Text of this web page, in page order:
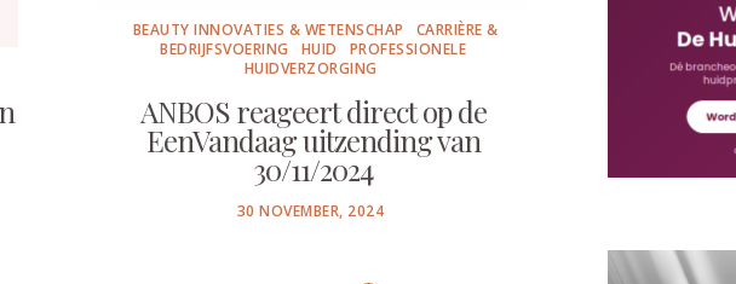
BEAUTY INNOVATIES & WETENSCHAP
CARRIÈRE &
BEDRIJFSVOERING
HUID
PROFESSIONELE
HUIDVERZORGING
ANBOS reageert direct op de
EenVandaag uitzending van
30/11/2024
POSTED
30 NOVEMBER, 2024